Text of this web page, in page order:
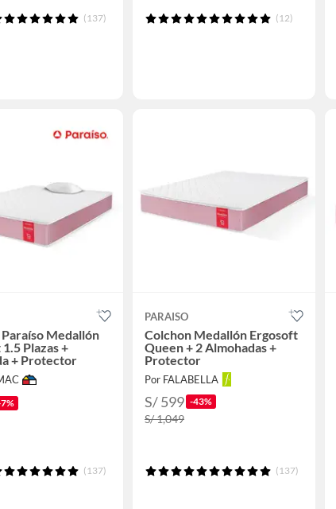
(137) (12)
Medallón
Plazas +
+ Protector
(137)
PARAISO
Colchon Medallón Ergosoft
Queen + 2 Almohadas +
Protector
Por FALABELLA
S/ 599 -43%
S/ 1,049
(137)